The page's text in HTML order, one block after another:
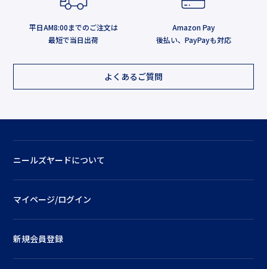
平日AM8:00までのご注文は
最短で当日出荷
Amazon Pay
後払い、PayPayも対応
よくあるご質問
ニールズヤードについて
マイページ/ログイン
新規会員登録